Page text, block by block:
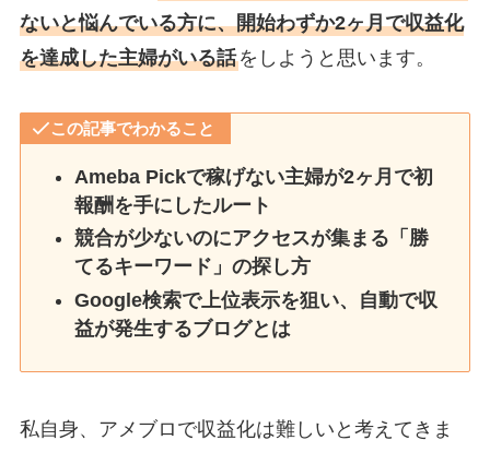
ないと悩んでいる方に、開始わずか2ヶ月で収益化
を達成した主婦がいる話をしようと思います。
この記事でわかること
Ameba Pickで稼げない主婦が2ヶ月で初
報酬を手にしたルート
競合が少ないのにアクセスが集まる「勝
てるキーワード」の探し方
Google検索で上位表示を狙い、自動で収
益が発生するブログとは
私自身、アメブロで収益化は難しいと考えてきま